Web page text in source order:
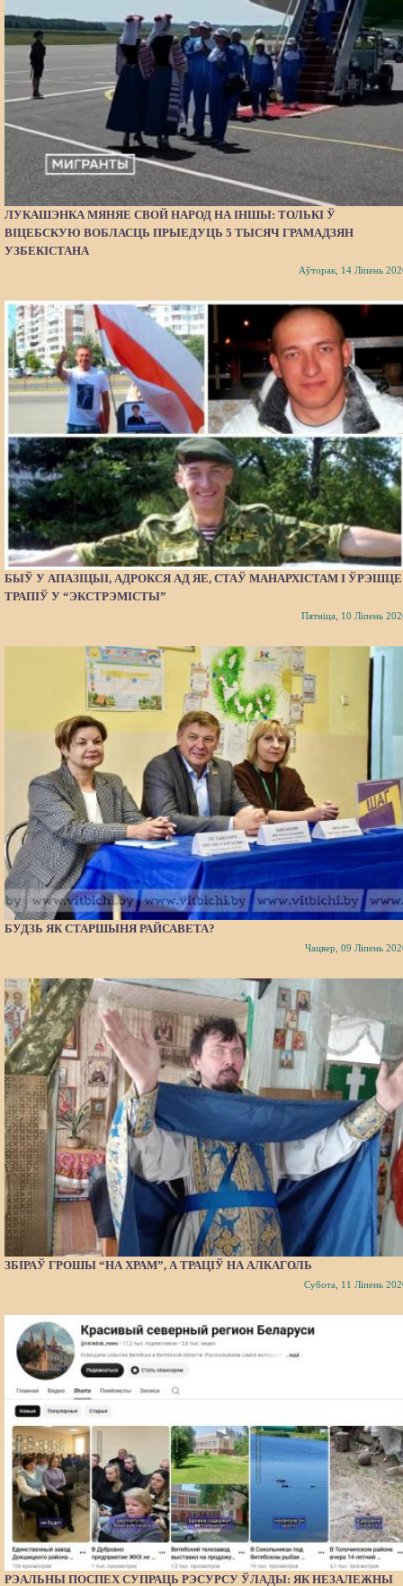
ЛУКАШЭНКА МЯНЯЕ СВОЙ НАРОД НА ІНШЫ: ТОЛЬКІ Ў
ВІЦЕБСКУЮ ВОБЛАСЦЬ ПРЫЕДУЦЬ 5 ТЫСЯЧ ГРАМАДЗЯН
УЗБЕКІСТАНА
Аўторак, 14 Ліпень
БЫЎ У АПАЗІЦЫІ, АДРОКСЯ АД ЯЕ, СТАЎ МАНАРХІСТАМ І ЎРЭШЦЕ
ТРАПІЎ У “ЭКСТРЭМІСТЫ”
Пятніца, 10 Ліпень
БУДЗЬ ЯК СТАРШЫНЯ РАЙСАВЕТА?
Чацвер, 09 Ліпень
ЗБІРАЎ ГРОШЫ “НА ХРАМ”, А ТРАЦІЎ НА АЛКАГОЛЬ
Субота, 11 Ліпень
РЭАЛЬНЫ ПОСПЕХ СУПРАЦЬ РЭСУРСУ ЎЛАДЫ: ЯК НЕЗАЛЕЖНЫ